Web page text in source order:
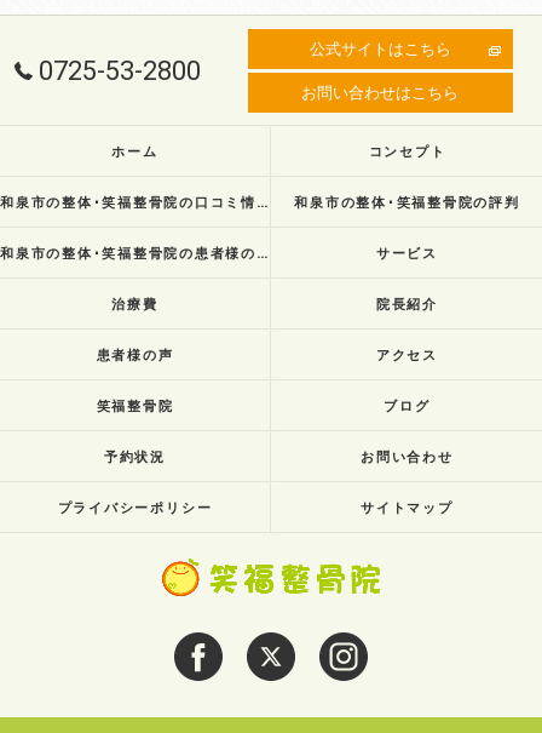
0725-53-2800
公式サイトはこちら
お問い合わせはこちら
ホーム コンセプト
和泉市の整体･笑福整骨院の口コミ情報 和泉市の整体･笑福整骨院の評判
和泉市の整体･笑福整骨院の患者様の声 サービス
治療費 院長紹介
患者様の声 アクセス
笑福整骨院 ブログ
予約状況 お問い合わせ
プライバシーポリシー サイトマップ